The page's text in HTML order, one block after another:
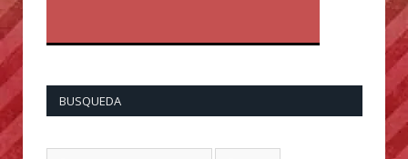
BUSQUEDA